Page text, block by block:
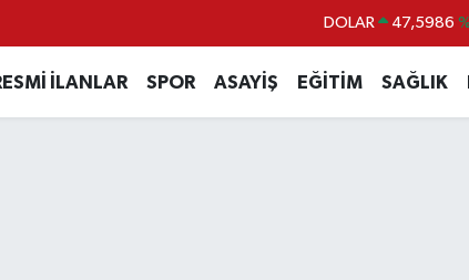
DOLAR 47,5986
İLANLAR SPOR ASAYİŞ EĞİTİM SAĞLIK